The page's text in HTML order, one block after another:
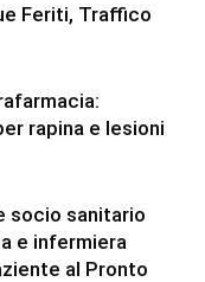
Feriti, Traffico
rapina e lesioni
socio sanitario
e infermiera
al Pronto